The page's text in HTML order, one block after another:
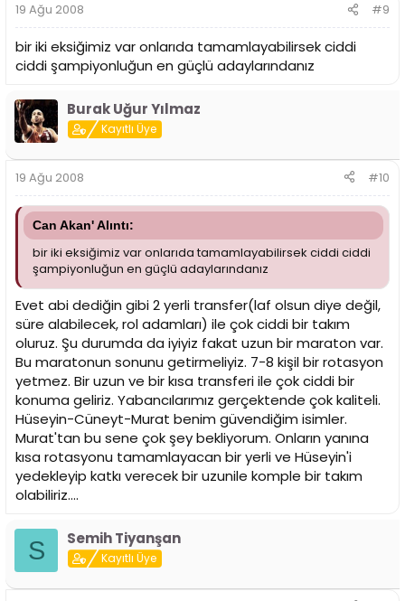
19 Ağu 2008 #9
bir iki eksiğimiz var onlarıda tamamlayabilirsek ciddi
ciddi şampiyonluğun en güçlü adaylarındanız
Burak Uğur Yılmaz
Kayıtlı Üye
19 Ağu 2008 #10
Can Akan' Alıntı:
bir iki eksiğimiz var onlarıda tamamlayabilirsek ciddi ciddi
şampiyonluğun en güçlü adaylarındanız
Evet abi dediğin gibi 2 yerli transfer(laf olsun diye değil,
süre alabilecek, rol adamları) ile çok ciddi bir takım
oluruz. Şu durumda da iyiyiz fakat uzun bir maraton var.
Bu maratonun sonunu getirmeliyiz. 7-8 kişil bir rotasyon
yetmez. Bir uzun ve bir kısa transferi ile çok ciddi bir
konuma geliriz. Yabancılarımız gerçektende çok kaliteli.
Hüseyin-Cüneyt-Murat benim güvendiğim isimler.
Murat'tan bu sene çok şey bekliyorum. Onların yanına
kısa rotasyonu tamamlayacan bir yerli ve Hüseyin'i
yedekleyip katkı verecek bir uzunile komple bir takım
olabiliriz....
S Semih Tiyanşan
Kayıtlı Üye